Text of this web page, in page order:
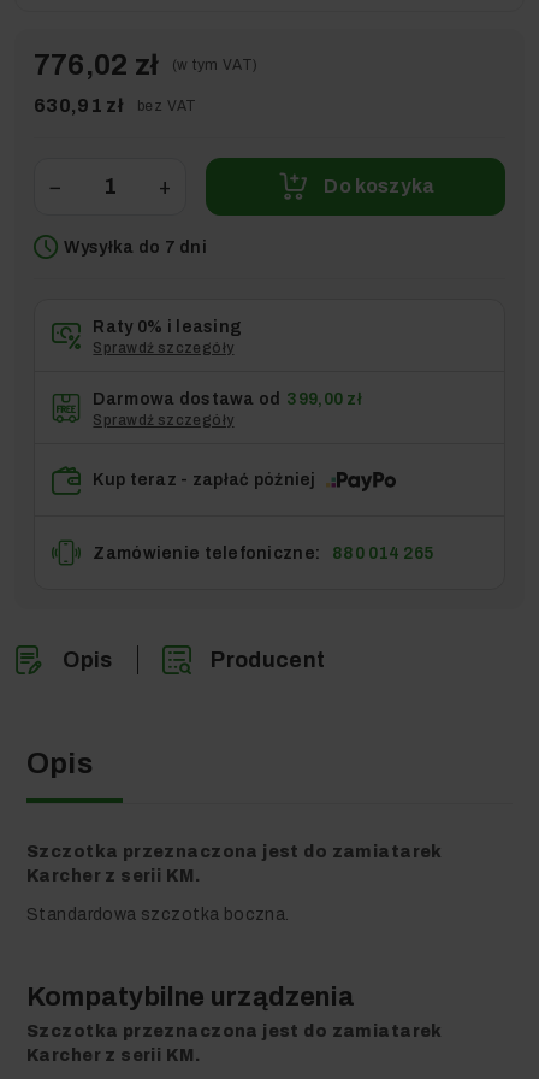
776,02 zł (w tym VAT)
630,91 zł bez VAT
− + Do koszyka
Wysyłka do 7 dni
Raty 0% i leasing
Sprawdź szczegóły
Darmowa dostawa od 399,00 zł
Sprawdź szczegóły
Kup teraz - zapłać później
Zamówienie telefoniczne: 880 014 265
Opis Producent
Opis
Szczotka przeznaczona jest do zamiatarek
Karcher z serii KM.
Standardowa szczotka boczna.
Kompatybilne urządzenia
Szczotka przeznaczona jest do zamiatarek
Karcher z serii KM.